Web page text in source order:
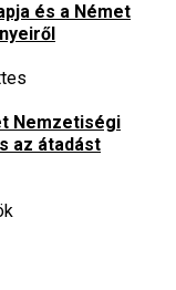
és a Német
Nemzetiségi
az átadást